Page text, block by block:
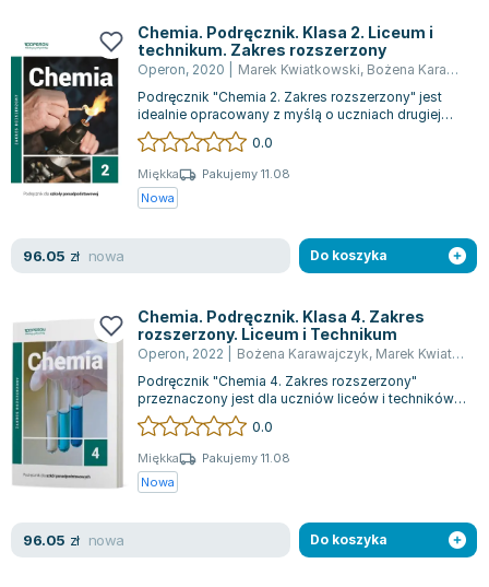
Książki o naukach politycznych dla studentów
Książki do nauk przyrodniczych dla studentów
Książki do nauk społecznych dla studentów
Książki do nauk ścisłych dla studentów
Prawo - książki dla studentów
Technologia żywności - książki
Zarządzanie i marketing - książki
Podręczniki dla nauczycieli - metodyka
Bolesław Prus
Clive Cussler
Wanda Chotomska
Józef Ignacy Kraszewski
Clive Staples Lewis
Martyna Wojciechowska
Melissa De la Cruz
Jaś Kapela
Witold Gadowski
Jan Pietrzak
Marcin Kowalczyk
Piotr Zychowicz
Joanna Jabłczyńska
Piotr Kościelny
Jan Piński
Agata Passent
Chemia. Podręcznik. Klasa 2. Liceum i
technikum. Zakres rozszerzony
Operon, 2020 Marek Kwiatkowski, Bożena Karawajczyk
Podręcznik "Chemia 2. Zakres rozszerzony" jest
idealnie opracowany z myślą o uczniach drugiej
klasy liceów ogólnokształcących i te...
0.0
Miękka
Pakujemy 11.08
Nowa
96.05 zł nowa Do koszyka
Chemia. Podręcznik. Klasa 4. Zakres
rozszerzony. Liceum i Technikum
Operon, 2022 Bożena Karawajczyk, Marek Kwiatkowski
Podręcznik "Chemia 4. Zakres rozszerzony"
przeznaczony jest dla uczniów liceów i techników,
którzy chcą pogłębić swoją wiedzę chem...
0.0
Miękka
Pakujemy 11.08
Nowa
96.05 zł nowa Do koszyka